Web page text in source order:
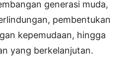
generasi muda,
pembentukan
kepemudaan, hingga
yang berkelanjutan.